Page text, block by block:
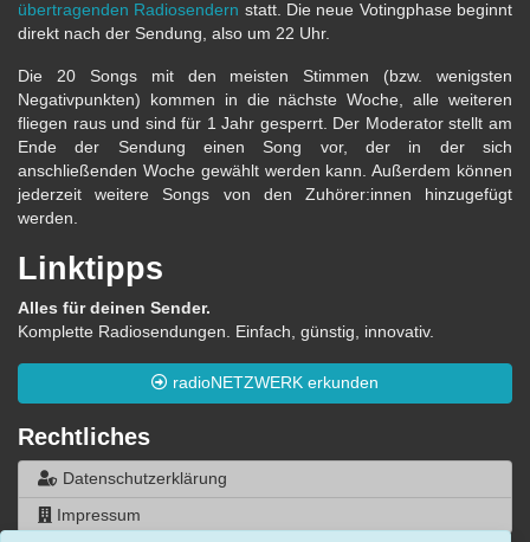
übertragenden Radiosendern statt. Die neue Votingphase beginnt
direkt nach der Sendung, also um 22 Uhr.
Die 20 Songs mit den meisten Stimmen (bzw. wenigsten
Negativpunkten) kommen in die nächste Woche, alle weiteren
fliegen raus und sind für 1 Jahr gesperrt. Der Moderator stellt am
Ende der Sendung einen Song vor, der in der sich
anschließenden Woche gewählt werden kann. Außerdem können
jederzeit weitere Songs von den Zuhörer:innen hinzugefügt
werden.
Linktipps
Alles für deinen Sender.
Komplette Radiosendungen. Einfach, günstig, innovativ.
radioNETZWERK erkunden
Rechtliches
Datenschutzerklärung
Impressum